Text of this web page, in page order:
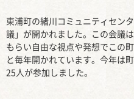
東浦町の緒川コミュニティセン
議」が開かれました。この会議
もらい自由な視点や発想でこの
と毎年開かれています。今年は
25人が参加しました。